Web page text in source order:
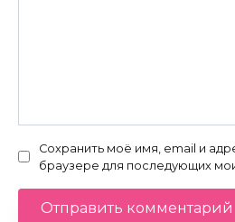
Сохранить моё имя, email и
браузере для последующих